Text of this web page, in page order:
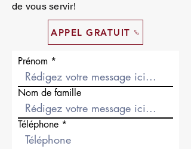
de vous servir!
APPEL GRATUIT
Prénom
Nom de famille
Téléphone